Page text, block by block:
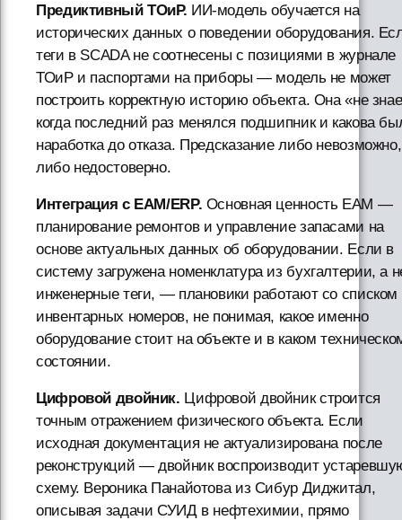
Предиктивный ТОиР. ИИ-модель обучается на
исторических данных о поведении оборудования.
теги в SCADA не соотнесены с позициями в журнале
ТОиР и паспортами на приборы — модель не может
построить корректную историю объекта. Она «не
когда последний раз менялся подшипник и какова
наработка до отказа. Предсказание либо невозможно,
либо недостоверно.
Интеграция с EAM/ERP. Основная ценность EAM —
планирование ремонтов и управление запасами на
основе актуальных данных об оборудовании. Если в
систему загружена номенклатура из бухгалтерии, а
инженерные теги, — плановики работают со списком
инвентарных номеров, не понимая, какое именно
оборудование стоит на объекте и в каком
состоянии.
Цифровой двойник. Цифровой двойник строится
точным отражением физического объекта. Если
исходная документация не актуализирована после
реконструкций — двойник воспроизводит
схему. Вероника Панайотова из Сибур Диджитал,
описывая задачи СУИД в нефтехимии, прямо